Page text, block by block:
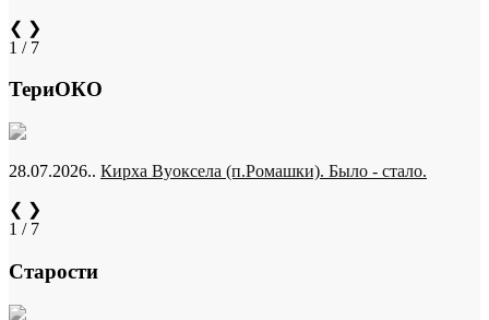
❮ ❯
1 / 7
ТериОКО
28.07.2026.. Кирха Вуоксела (п.Ромашки). Было - стало.
❮ ❯
1 / 7
Старости